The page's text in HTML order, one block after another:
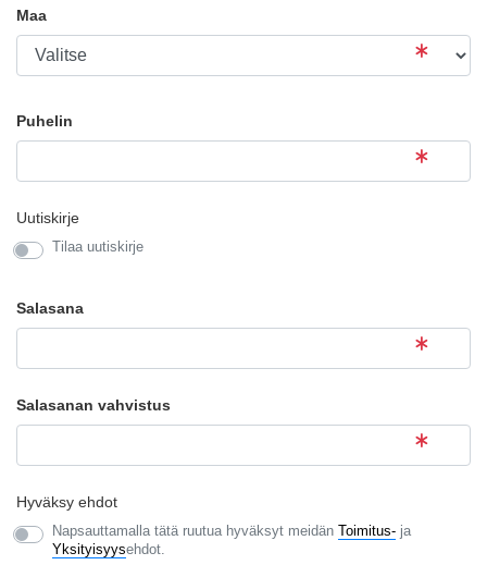
Maa
Puhelin
Uutiskirje
Tilaa uutiskirje
Salasana
Salasanan vahvistus
Hyväksy ehdot
Napsauttamalla tätä ruutua hyväksyt meidän Toimitus- ja
Yksityisyysehdot.